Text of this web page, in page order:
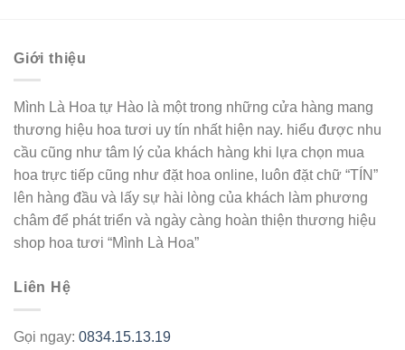
Giới thiệu
Mình Là Hoa tự Hào là một trong những cửa hàng mang
thương hiệu hoa tươi uy tín nhất hiện nay. hiểu được nhu
cầu cũng như tâm lý của khách hàng khi lựa chọn mua
hoa trực tiếp cũng như đặt hoa online, luôn đặt chữ “TÍN”
lên hàng đầu và lấy sự hài lòng của khách làm phương
châm để phát triển và ngày càng hoàn thiện thương hiệu
shop hoa tươi “Mình Là Hoa”
Liên Hệ
Gọi ngay: 0834.15.13.19